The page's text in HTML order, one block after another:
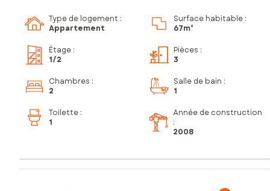
Type de logement :
Appartement
Surface habitable :
67m²
Étage :
1/2
Pièces :
3
Chambres :
2
Salle de bain :
1
Toilette :
1
Année de construction
:
2008